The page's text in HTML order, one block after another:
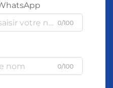
0/100
0/100